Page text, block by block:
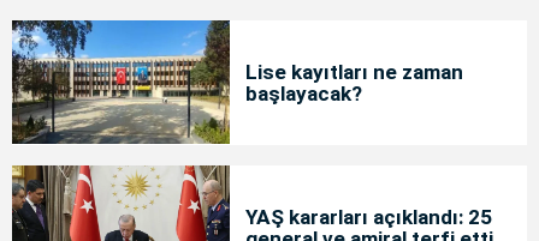
Lise kayıtları ne zaman
başlayacak?
YAŞ kararları açıklandı: 25